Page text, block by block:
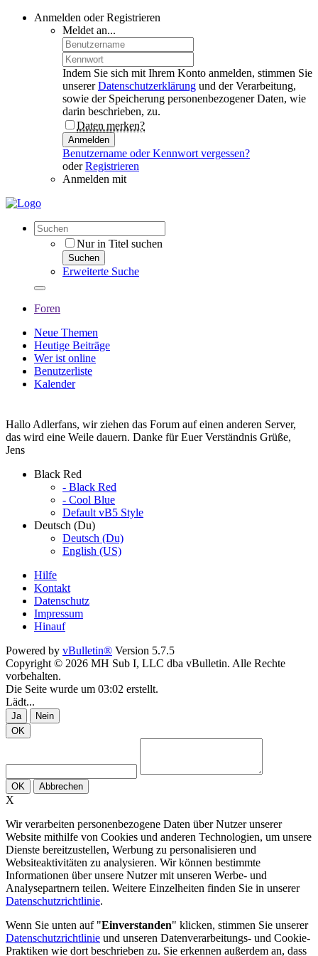
Anmelden oder Registrieren
Meldet an...
Indem Sie sich mit Ihrem Konto anmelden, stimmen Sie
unsererDatenschutzerklärung und der Verarbeitung,
sowie der Speicherung personenbezogener Daten, wie
darin beschrieben, zu.
Daten merken?
Anmelden
Benutzername oder Kennwort vergessen?
oderRegistrieren
Anmelden mit
Nur in Titel suchen
Suchen
Erweiterte Suche
Foren
Neue Themen
Heutige Beiträge
Wer ist online
Benutzerliste
Kalender
Hallo Adlerfans, wir ziehen das Forum auf einen anderen Server,
das wird eine Weile dauern. Danke für Euer Verständnis Grüße,
Jens
Black Red
- Black Red
- Cool Blue
Default vB5 Style
Deutsch (Du)
Deutsch (Du)
English (US)
Hilfe
Kontakt
Datenschutz
Impressum
Hinauf
Powered by vBulletin® Version 5.7.5
Copyright © 2026 MH Sub I, LLC dba vBulletin. Alle Rechte
vorbehalten.
Die Seite wurde um 03:02 erstellt.
Lädt...
Ja
Nein
OK
OK Abbrechen
X
Wir verarbeiten personenbezogene Daten über Nutzer unserer
Website mithilfe von Cookies und anderen Technologien, um unsere
Dienste bereitzustellen, Werbung zu personalisieren und
Websiteaktivitäten zu analysieren. Wir können bestimmte
Informationen über unsere Nutzer mit unseren Werbe- und
Analysepartnern teilen. Weitere Einzelheiten finden Sie in unserer
Datenschutzrichtlinie.
Wenn Sie unten auf "Einverstanden" klicken, stimmen Sie unserer
Datenschutzrichtlinie und unseren Datenverarbeitungs- und Cookie-
Praktiken wie dort beschrieben zu. Sie erkennen außerdem an, dass